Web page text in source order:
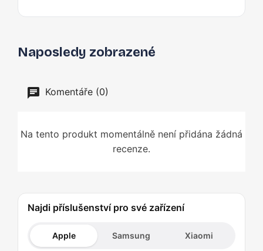
Naposledy zobrazené
Komentáře (0)
Na tento produkt momentálně není přidána žádná
recenze.
Najdi příslušenství pro své zařízení
Apple Samsung Xiaomi